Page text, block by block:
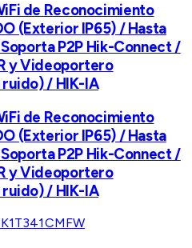
de Reconocimiento
(Exterior IP65) / Hasta
P2P Hik-Connect /
y Videoportero
/ HIK-IA
de Reconocimiento
(Exterior IP65) / Hasta
P2P Hik-Connect /
y Videoportero
/ HIK-IA